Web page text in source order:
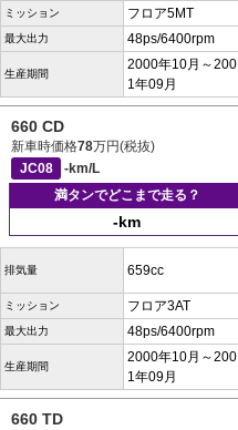
ミッション フロア5MT
最大出力 48ps/6400rpm
生産期間
2000年10月～200
1年09月
660 CD
新車時価格78万円(税抜)
JC08
-km/L
満タンでどこまで走る？
-km
排気量 659cc
ミッション フロア3AT
最大出力 48ps/6400rpm
生産期間
2000年10月～200
1年09月
660 TD